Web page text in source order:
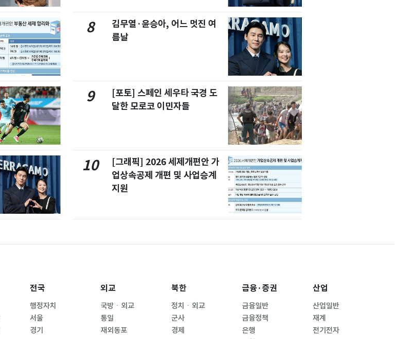
8
김무열·윤승아, 어느 멋진 여
름날
9
[포토] 스페인 세우타 국경 도
달한 모로코 이민자들
10
[그래픽] 2026 세제개편안 가
업상속공제 개편 및 사업승계
지원
전국
행정자치
서울
경기
외교
국방ㆍ외교
통일
재외동포
북한
정치ㆍ외교
군사
경제
금융·증권
금융일반
금융정책
은행
산업
산업일반
재계
전기전자